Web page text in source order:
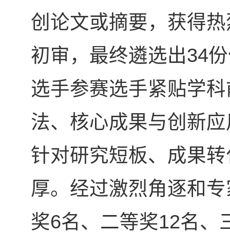
创论文或摘要，获得
初审，最终遴选出34
选手参赛选手紧贴学
法、核心成果与创新
针对研究短板、成果
厚。经过激烈角逐和
奖6名、二等奖12名、